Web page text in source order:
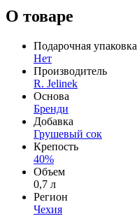
О товаре
Подарочная упаковка
Нет
Производитель
R. Jelinek
Основа
Бренди
Добавка
Грушевый сок
Крепость
40%
Объем
0,7 л
Регион
Чехия